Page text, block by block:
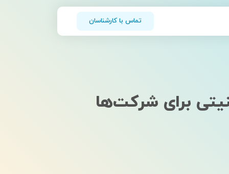
تماس با کارشناسان
برای شرکت‌ها